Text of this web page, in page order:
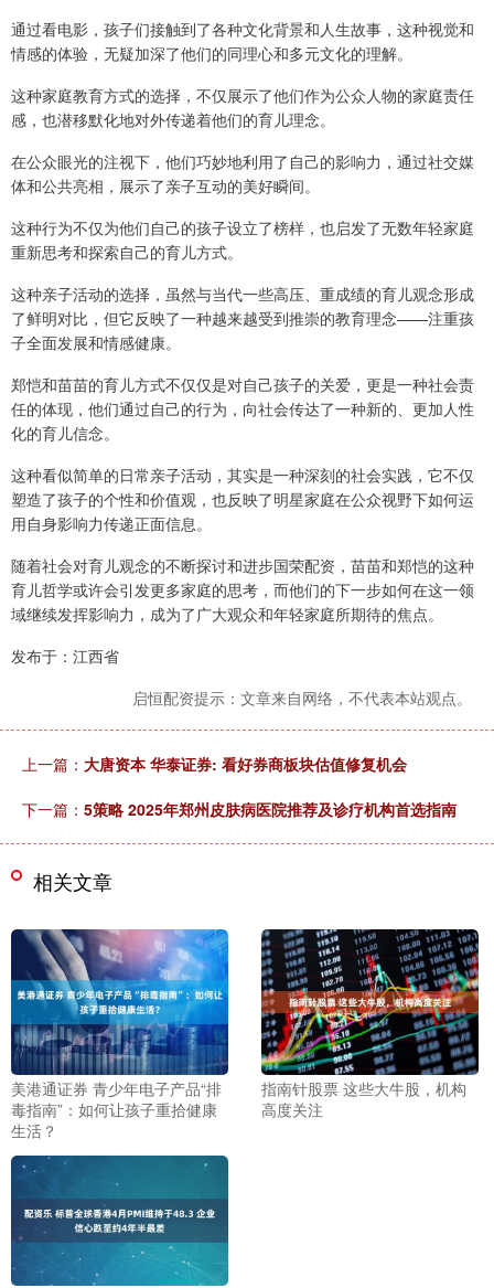
通过看电影，孩子们接触到了各种文化背景和人生故事，这种视觉和
情感的体验，无疑加深了他们的同理心和多元文化的理解。
这种家庭教育方式的选择，不仅展示了他们作为公众人物的家庭责任
感，也潜移默化地对外传递着他们的育儿理念。
在公众眼光的注视下，他们巧妙地利用了自己的影响力，通过社交媒
体和公共亮相，展示了亲子互动的美好瞬间。
这种行为不仅为他们自己的孩子设立了榜样，也启发了无数年轻家庭
重新思考和探索自己的育儿方式。
这种亲子活动的选择，虽然与当代一些高压、重成绩的育儿观念形成
了鲜明对比，但它反映了一种越来越受到推崇的教育理念——注重孩
子全面发展和情感健康。
郑恺和苗苗的育儿方式不仅仅是对自己孩子的关爱，更是一种社会责
任的体现，他们通过自己的行为，向社会传达了一种新的、更加人性
化的育儿信念。
这种看似简单的日常亲子活动，其实是一种深刻的社会实践，它不仅
塑造了孩子的个性和价值观，也反映了明星家庭在公众视野下如何运
用自身影响力传递正面信息。
随着社会对育儿观念的不断探讨和进步国荣配资，苗苗和郑恺的这种
育儿哲学或许会引发更多家庭的思考，而他们的下一步如何在这一领
域继续发挥影响力，成为了广大观众和年轻家庭所期待的焦点。
发布于：江西省
启恒配资提示：文章来自网络，不代表本站观点。
上一篇： 大唐资本 华泰证券: 看好券商板块估值修复机会
下一篇： 5策略 2025年郑州皮肤病医院推荐及诊疗机构首选指南
相关文章
美港通证券 青少年电子产品“排
毒指南”：如何让孩子重拾健康
生活？
指南针股票 这些大牛股，机构
高度关注